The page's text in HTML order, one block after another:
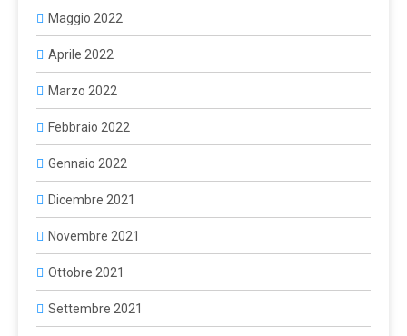
Maggio 2022
Aprile 2022
Marzo 2022
Febbraio 2022
Gennaio 2022
Dicembre 2021
Novembre 2021
Ottobre 2021
Settembre 2021